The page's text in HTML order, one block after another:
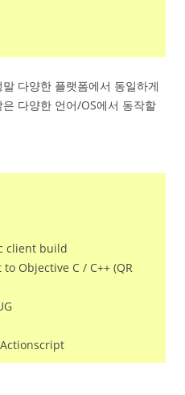
다양한 플랫폼에서 동일하게
다양한 언어/OS에서 동작할
client build
Objective C / C++ (QR